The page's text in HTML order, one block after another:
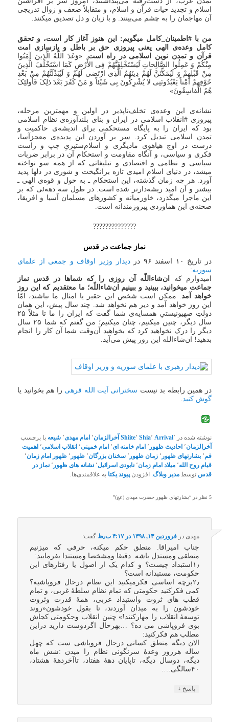
اسلام و تجدید حیات قرآن و اسلام، و متقابلاً ضعف و زوال تدریجی
آن مهاجمان را به چشم می‌بینند. و با زبان و دل تصدیق میکنند.
من با #اطمینان_کامل میگویم: این هنوز آغاز کار است، و تحقق
کامل وعده‌ی الهی یعنی پیروزی حق بر باطل و بازسازی امت
قرآن و تمدن نوین اسلامی در راه است: «وَعَدَ اللَّهُ الَّذِینَ آمَنُوا
مِنْکُمْ وَ عَمِلُوا الصَّالِحاتِ لَیَسْتَخْلِفَنَّهُمْ فِی الأَْرْضِ کَمَا اسْتَخْلَفَ الَّذِینَ
مِنْ قَبْلِهِمْ وَ لَیُمَکِّنَنَّ لَهُمْ دِینَهُمُ الَّذِی ارْتَضی‌ لَهُمْ وَ لَیُبَدِّلَنَّهُمْ مِنْ بَعْدِ
خَوْفِهِمْ أَمْناً یَعْبُدُونَنِی لا یُشْرِکُونَ بِی شَیْئاً وَ مَنْ کَفَرَ بَعْدَ ذلِکَ فَأُولئِکَ
هُمُ الْفاسِقُونَ»
نشانه‌ی این وعده‌ی تخلف‌ناپذیر در اولین و مهمترین مرحله،
پیروزی #انقلاب اسلامی در ایران و بنای بلندآوزه‌ی نظام اسلامی
بود که ایران را به پایگاه مستحکمی برای اندیشه‌ی حاکمیت و
تمدن اسلامی تبدیل کرد. سر بر آوردن این پدیده‌ی معجز‌آسا،
درست در اوج هیاهوی مادیگری و اسلام‌ستیزیِ چپ و راست
فکری و سیاسی، و آنگاه مقاومت و استحکام آن در برابر ضربات
سیاسی و نظامی و اقتصادی و تبلیغاتی که از همه سو نواخته
میشد، در دنیای اسلام امیدی تازه برانگیخت و شوری در دلها پدید
آورد. هر چه زمان گذشته، این استحکام ـ به حول و قوه‌ی الهی ـ
بیشتر و آن امید ریشه‌دارتر شده است. در طول سه دهه‌ئی که بر
این ماجرا میگذرد، خاورمیانه و کشورهای مسلمان آسیا و افریقا،
صحنه‌ی این هماوردی پیروزمندانه است.
??????????????
نماز جماعت در قدس
در تاریخ ۱۰ اسفند ۹۶ در
دیدار وزیر اوقاف و جمعی از علمای
سوریه:
امیدوارم که
ان‌شاءاللّه آن روزی را که شماها در قدس نماز
جماعت میخوانید، ببینید و ببینیم ان‌شاءاللّه؛ ما معتقدیم که این ‌روز
خواهد آمد. ممکن است شخص این حقیر یا امثال ما نباشند، امّا
این روز خواهد آمد و دیر هم نخواهد شد. چند سال پیش، این همان
دولتِ صهیونیستیِ همسایه‌ی شما گفت که ایران را ما تا مثلاً ۲۵
سال دیگر، چنین میکنیم، چنان میکنیم؛ من گفتم که شما ۲۵ سال
دیگر را درک نخواهید کرد که بخواهید آن‌وقت شما آن کار را انجام
بدهید! ان‌شاءالله این روز پیش می‌آید.
در همین رابطه بد نیست سخنرانی آیت الله قرهی را هم بخوانید یا
گوش کنید.
نوشته شده در Arrival٬ Shia٬ Shiite٬ آخرالزمان٬ امام مهدی٬ شیعه با برچسب
آخرالزمان٬ احادیث ظهور ٬ امام خامنه ای٬ امام خمینی٬ انقلاب اسلامی٬ اهمیت
قم٬ بشارتهای ظهور ٬ زمان ظهور ٬ سخنان بزرگان٬ ظهور ٬ ظهور امام زمان٬
قیام روح الله٬ میلاد امام زمان٬ نابودی اسرائیل٬ نشانه های ظهور ٬ نماز در
قدس توسطمدیر وبلاگ. افزودنپیوند یکتا به علاقمندی‌ها.
5 نظر در “ بشارتهای ظهور حضرت مهدی (عج)”
مهدی در فروردین ۱۳, ۱۳۹۸ در ۴:۱۷ ب٫ظ گفت:
جناب امیراقا. منطق حکم میکنه، حرفی که میزنیم
منطقی ومستدل باشه. دقیقا ومشخصا ومستندا بفرمایید:
۱٫استبداد چیست؟ و کدام یک از اصول یا رفتارهای این
حکومت، مستبدانه است؟
۲٫برچه اساسی فکرمیکنید این نظام درحال فروپاشیه؟
کمی فکرکنید حکومتی که تمام نظام سلطۀ غربی، و تمام
قطب های ثروت واستبداد عربی، همۀ قدرت وثروت
خودشون را به میدان آوردند، تا بقول خودشون«روند
توسعۀ انقلاب را مهارکنند!» چنین انقلاب وحکومتی کجاش
بوی فروپاشی می ده؟ …بهرحال اگردوست دارید دراین
مطلب هم فکرکنید:
الان دیگه منطق کسانی درحال فروپاشی ست که چهل
ساله هرروز وعدۀ سرنگونی نظام را میدن :شش ماه
دیگه، دوسال دیگه، تاپایان دهۀ هفتاد، تاآخردهۀ هشتاد،
۴۰سالگی….
پاسخ ↓